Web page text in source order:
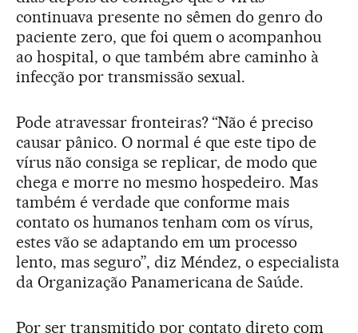
continuava presente no sêmen do genro do
paciente zero, que foi quem o acompanhou
ao hospital, o que também abre caminho à
infecção por transmissão sexual.
Pode atravessar fronteiras? “Não é preciso
causar pânico. O normal é que este tipo de
vírus não consiga se replicar, de modo que
chega e morre no mesmo hospedeiro. Mas
também é verdade que conforme mais
contato os humanos tenham com os vírus,
estes vão se adaptando em um processo
lento, mas seguro”, diz Méndez, o especialista
da Organização Panamericana de Saúde.
Por ser transmitido por contato direto com